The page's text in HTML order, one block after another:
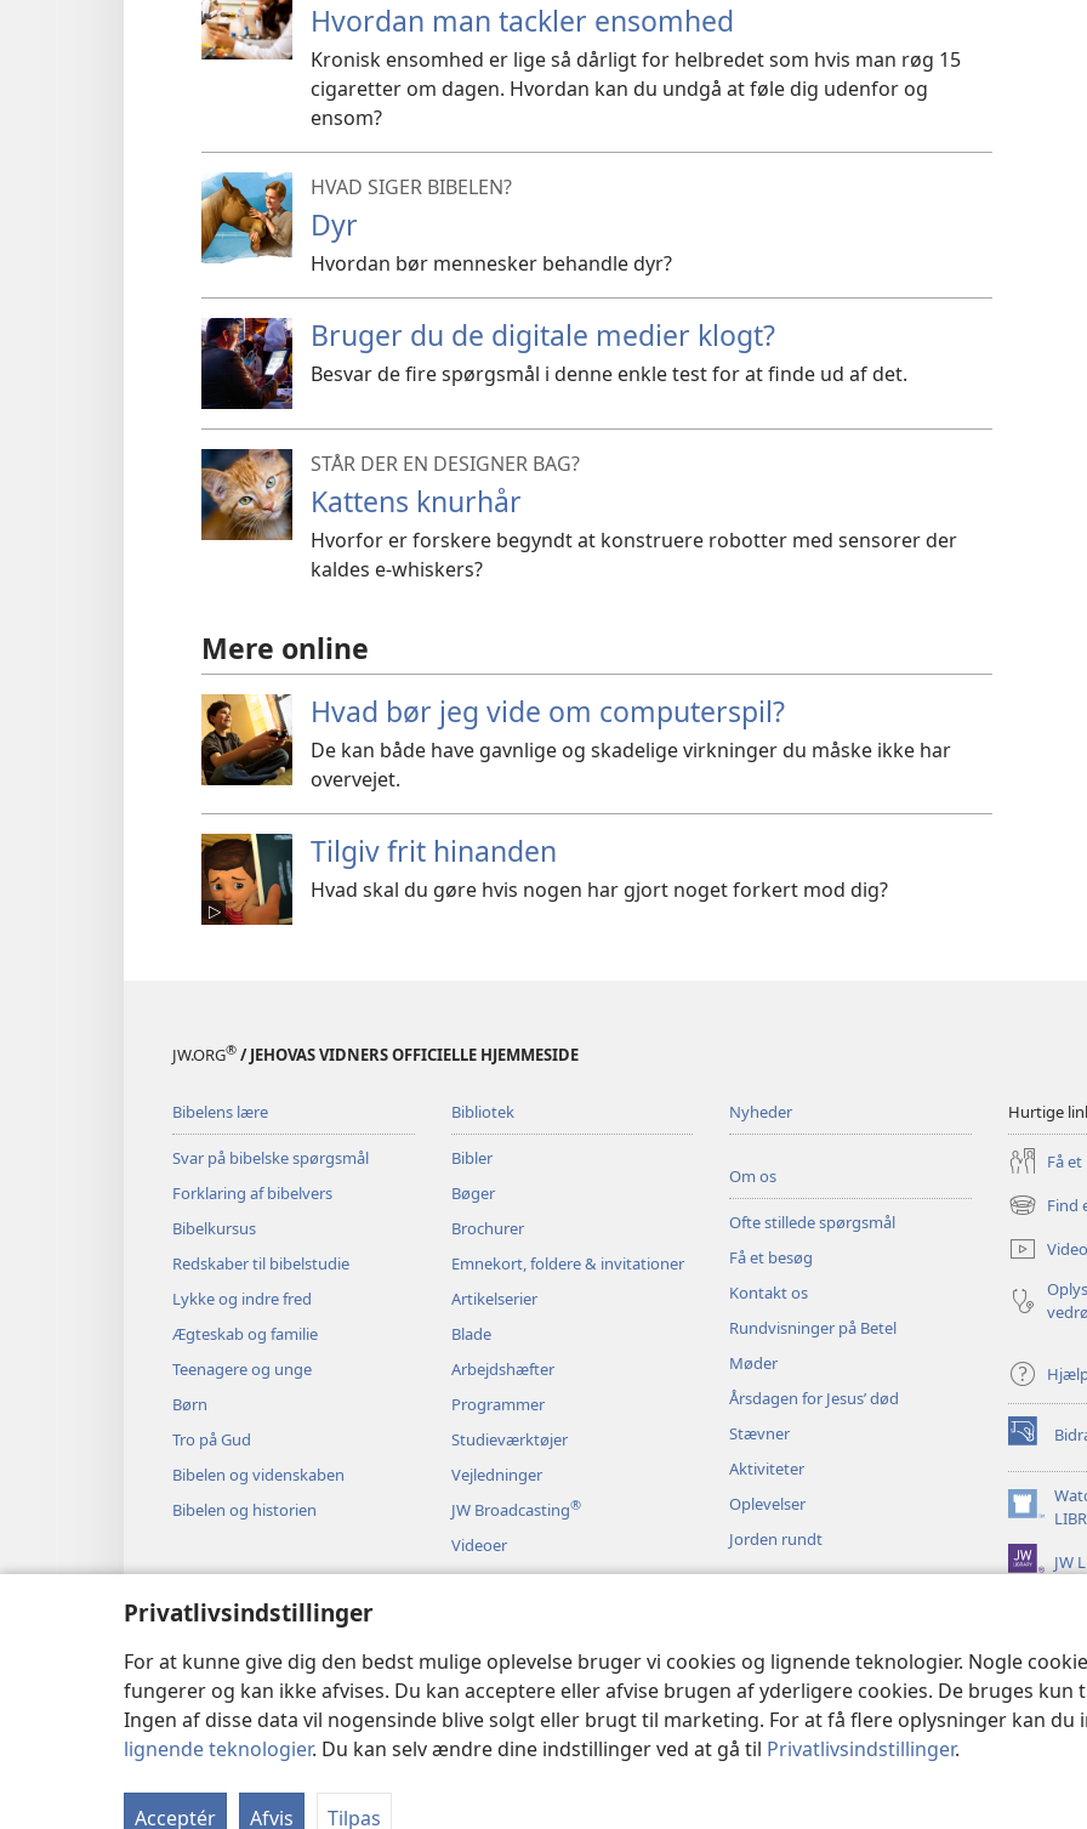
Privatlivsindstillinger
For at kunne give dig den bedst mulige oplevelse bruger vi cookies og lignende teknologier. Nogle
fungerer og kan ikke afvises. Du kan acceptere eller afvise brugen af yderligere cookies. De bruges
Ingen af disse data vil nogensinde blive solgt eller brugt til marketing. For at få flere oplysninger kan du
lignende teknologier. Du kan selv ændre dine indstillinger ved at gå til Privatlivsindstillinger.
Acceptér Afvis Tilpas
Hvordan man tackler ensomhed
Kronisk ensomhed er lige så dårligt for helbredet som hvis man røg 15
cigaretter om dagen. Hvordan kan du undgå at føle dig udenfor og
ensom?
HVAD SIGER BIBELEN?
Dyr
Hvordan bør mennesker behandle dyr?
Bruger du de digitale medier klogt?
Besvar de fire spørgsmål i denne enkle test for at finde ud af det.
STÅR DER EN DESIGNER BAG?
Kattens knurhår
Hvorfor er forskere begyndt at konstruere robotter med sensorer der
kaldes e-whiskers?
Mere online
Hvad bør jeg vide om computerspil?
De kan både have gavnlige og skadelige virkninger du måske ikke har
overvejet.
Tilgiv frit hinanden
Hvad skal du gøre hvis nogen har gjort noget forkert mod dig?
JW.ORG® / JEHOVAS VIDNERS OFFICIELLE HJEMMESIDE
Bibelens lære
Svar på bibelske spørgsmål
Forklaring af bibelvers
Bibelkursus
Redskaber til bibelstudie
Lykke og indre fred
Ægteskab og familie
Teenagere og unge
Børn
Tro på Gud
Bibelen og videnskaben
Bibelen og historien
Bibliotek
Bibler
Bøger
Brochurer
Emnekort, foldere & invitationer
Artikelserier
Blade
Arbejdshæfter
Programmer
Studieværktøjer
Vejledninger
JW Broadcasting®
Videoer
Musik
Dramatiseret bibeloplæsning
Nyheder
Om os
Ofte stillede spørgsmål
Få et besøg
Kontakt os
Rundvisninger på Betel
Møder
Årsdagen for Jesus’ død
Stævner
Aktiviteter
Oplevelser
Jorden rundt
Hurtige
Få
Find
(åbner
nyt
vindue)
(åbner
nyt
vindue)
(åbner
nyt
vindue)JW
Copyright © 2026 Watch Tower Bible and Tract Society of Pennsylvania. ANVENDELSESVILKÅR